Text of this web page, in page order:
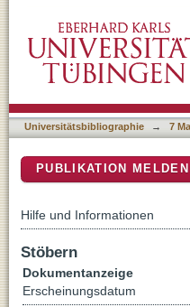
solutions in the
Universitätsbibliographie → 7
PUBLIKATION MELDEN
Hilfe und Informationen
Stöbern
Dokumentanzeige
Erscheinungsdatum